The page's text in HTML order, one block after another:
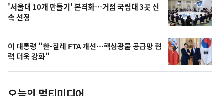
오
늘
의
사
진
'서울대 10개 만들기' 본격화…거점 국립대 3곳 신
속 선정
이 대통령 "한-칠레 FTA 개선…핵심광물 공급망 협
력 더욱 강화"